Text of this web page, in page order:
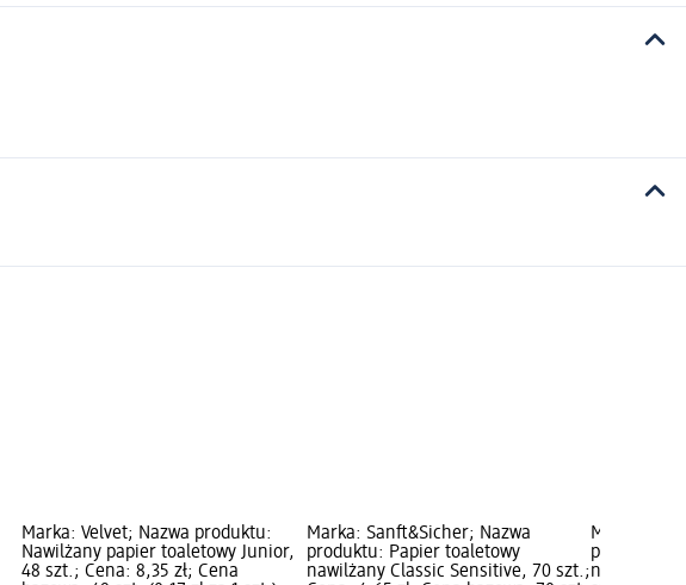
Marka: Velvet; Nazwa produktu:
Nawilżany papier toaletowy Junior,
48 szt.; Cena: 8,35 zł; Cena
Marka: Sanft&Sicher; Nazwa
produktu: Papier toaletowy
nawilżany Classic Sensitive, 70 szt.;
Marka:
produktu:
nawilżany